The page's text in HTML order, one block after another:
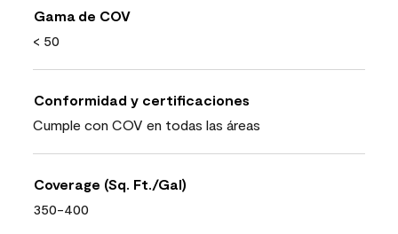
Gama de COV
< 50
Conformidad y certificaciones
Cumple con COV en todas las áreas
Coverage (Sq. Ft./Gal)
350-400